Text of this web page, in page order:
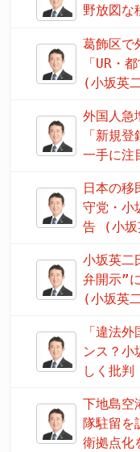
野放図
葛飾区
「UR・
(小坂英
外国人急
「新規
一手に
日本の
守党・小
告 (小坂
小坂英二
弁開示”
(小坂英
「違法
ンス？小
しく批
下地島空
隊駐留を
衛拠点